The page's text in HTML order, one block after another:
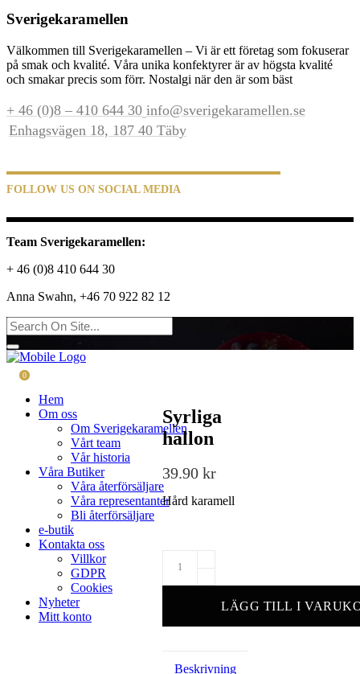
Sverigekaramellen
Välkommen till Sverigekaramellen – Vi är ett företag som fokuserar
på smak och kvalité. Våra unika konfektyrer är av högsta kvalité
och smakar precis som förr. Nostalgi när den är som bäst
+ 46 (0)8 – 410 644 30 info@sverigekaramellen.se
Enhagsvägen 18, 187 40 Täby
FOLLOW US ON SOCIAL MEDIA
Team Sverigekaramellen:
+ 46 (0)8 410 644 30
Anna Swahn, +46 70 922 82 12
0
Hem
Om oss
Om Sverigekaramellen
Vårt team
Vår historia
Våra Butiker
Våra återförsäljare
Våra representanter
Bli återförsäljare
e-butik
Kontakta oss
Villkor
GDPR
Cookies
Nyheter
Mitt konto
Syrliga
hallon
39.90 kr
Hård karamell
LÄGG TILL I
Beskrivning